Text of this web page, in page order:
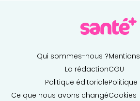
Qui sommes-nous ?
La rédaction
Politique éditoriale
Ce que nous avons changé
CGU
Cookies